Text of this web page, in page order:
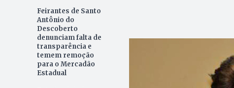
Feirantes de Santo
Antônio do
Descoberto
denunciam falta de
transparência e
temem remoção
para o Mercadão
Estadual